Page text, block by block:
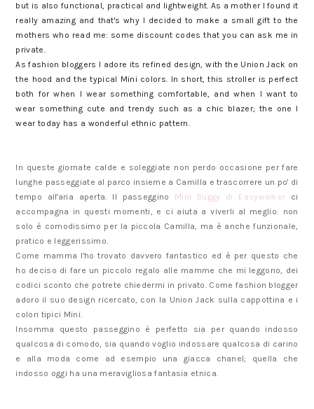
but is also functional, practical and lightweight. As a mother I found it
really amazing and that's why I decided to make a small gift to the
mothers who read me: some discount codes that you can ask me in
private.
As fashion bloggers I adore its refined design, with the Union Jack on
the hood and the typical Mini colors. In short, this stroller is perfect
both for when I wear something comfortable, and when I want to
wear something cute and trendy such as a chic blazer; the one I
wear today has a wonderful ethnic pattern.
In queste giornate calde e soleggiate non perdo occasione per fare
lunghe passeggiate al parco insieme a Camilla e trascorrere un po' di
tempo all'aria aperta. Il passeggino Mini Buggy di Easywalker ci
accompagna in questi momenti, e ci aiuta a viverli al meglio: non
solo è comodissimo per la piccola Camilla, ma è anche funzionale,
pratico e leggerissimo.
Come mamma l'ho trovato davvero fantastico ed è per questo che
ho deciso di fare un piccolo regalo alle mamme che mi leggono, dei
codici sconto che potrete chiedermi in privato. Come fashion blogger
adoro il suo design ricercato, con la Union Jack sulla cappottina e i
colori tipici Mini.
Insomma questo passeggino è perfetto sia per quando indosso
qualcosa di comodo, sia quando voglio indossare qualcosa di carino
e alla moda come ad esempio una giacca chanel; quella che
indosso oggi ha una meravigliosa fantasia etnica.